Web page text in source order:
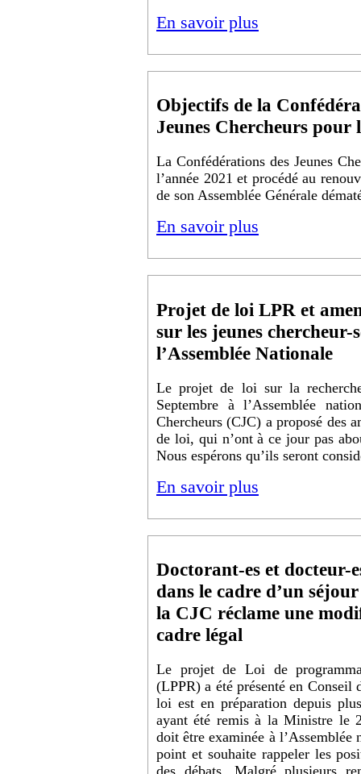
En savoir plus
Objectifs de la
Jeunes Chercheurs pour
La Confédérations des Jeunes
l’année 2021 et procédé au
de son Assemblée Générale
En savoir plus
Projet de loi LPR et
sur les jeunes chercheur-
l’Assemblée Nationale
Le projet de loi sur la
Septembre à l’Assemblée
Chercheurs (CJC) a proposé des
de loi, qui n’ont à ce jour pas
Nous espérons qu’ils seront
En savoir plus
Doctorant-es et docteur-
dans le cadre d’un
la CJC réclame une
cadre légal
Le projet de Loi de
(LPPR) a été présenté en
loi est en préparation depuis
ayant été remis à la Ministre le
doit être examinée à
point et souhaite rappeler les
des débats. Malgré plusieurs